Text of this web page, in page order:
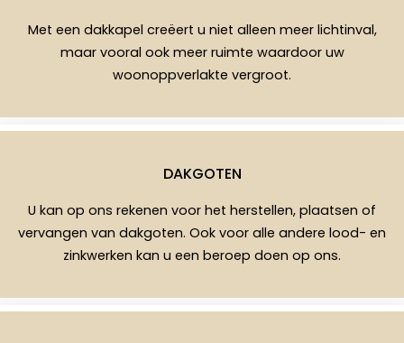
Met een dakkapel creëert u niet alleen meer lichtinval,
maar vooral ook meer ruimte waardoor uw
woonoppverlakte vergroot.
DAKGOTEN
U kan op ons rekenen voor het herstellen, plaatsen of
vervangen van dakgoten. Ook voor alle andere lood- en
zinkwerken kan u een beroep doen op ons.